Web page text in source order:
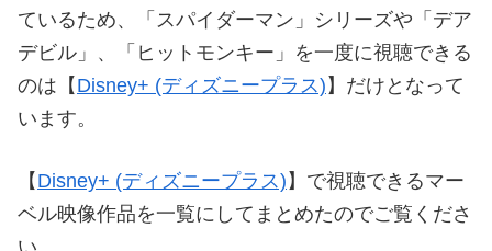
ているため、「スパイダーマン」シリーズや「デア
デビル」、「ヒットモンキー」を一度に視聴できる
のは【 Disney+ (ディズニープラス) 】だけとなって
います。
【 Disney+ (ディズニープラス) 】で視聴できるマー
ベル映像作品を一覧にしてまとめたのでご覧くださ